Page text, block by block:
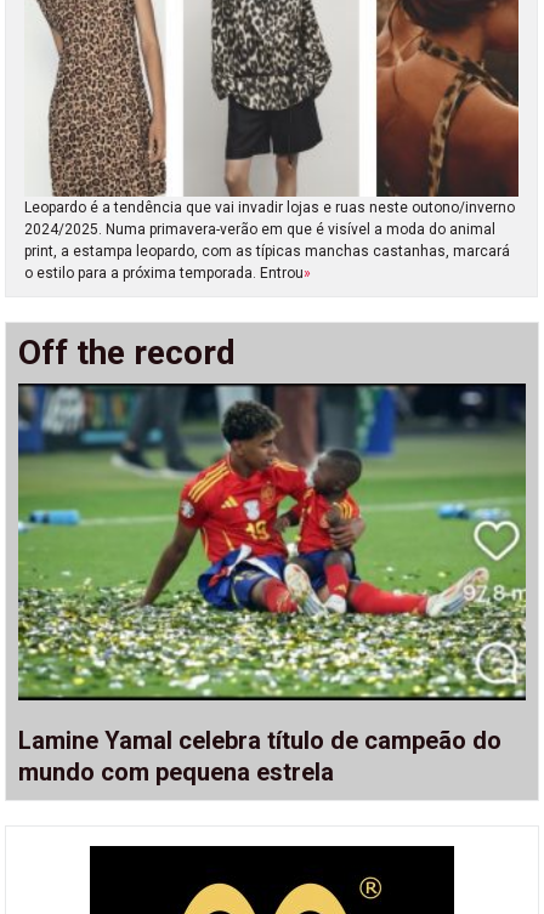
Leopardo é a tendência que vai invadir lojas e ruas neste outono/inverno
2024/2025. Numa primavera-verão em que é visível a moda do animal
print, a estampa leopardo, com as típicas manchas castanhas, marcará
o estilo para a próxima temporada. Entrou»
Off the record
Lamine Yamal celebra título de campeão do
mundo com pequena estrela